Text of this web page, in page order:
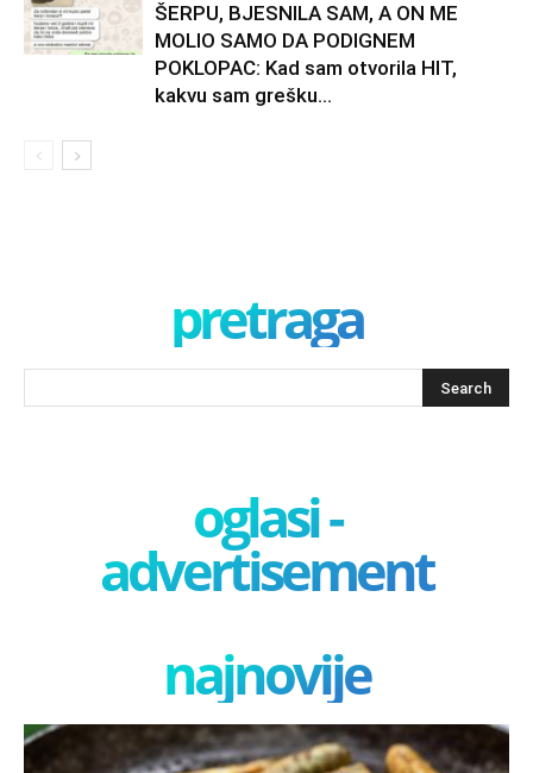
ŠERPU, BJESNILA SAM, A ON ME
MOLIO SAMO DA PODIGNEM
POKLOPAC: Kad sam otvorila HIT,
kakvu sam grešku...
pretraga
oglasi -
advertisement
najnovije